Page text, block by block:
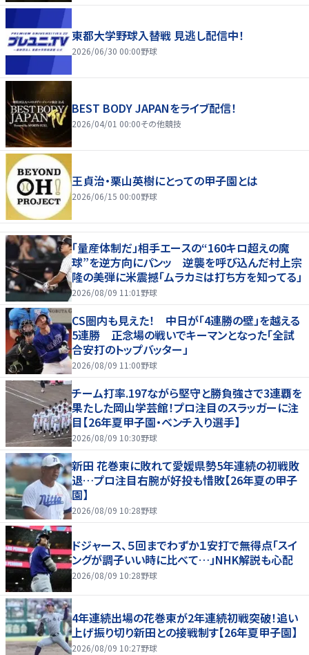
東都大学野球入替戦 見逃し配信中！
2026/06/30 00:00野球
BEST BODY JAPANをライブ配信！
2026/04/01 00:00その他競技
王貞治・栗山英樹にとっての甲子園とは
2026/06/15 00:00野球
「量産体制だ」相手エースの“160キロ超えの魔
球”を逆方向にパンッ 逆襲を呼び込んだ村上宗
隆の美弾に米震撼「ムラカミは打ち方を知ってる」
2026/08/09 11:01 野球
CS圏内も見えた！ 中日が「4連勝の壁」を越える
5連勝 正念場の戦いでキーマンとなった「全試
合安打のトップバッター」
2026/08/09 11:00野球
チーム打率.197ながら堅守と勝負強さで3連覇を
果たした岡山学芸館！プロ注目のスラッガーに注
目【26年夏甲子園・ベンチ入り選手】
2026/08/09 10:30野球
新田 花巻東に敗れて愛媛県勢5年連続の初戦敗
退…プロ注目右腕が好投も惜敗【26年夏の甲子
園】
2026/08/09 10:28野球
ドジャース、５回までわずか１安打で無得点「スイ
ングが調子いい時に比べて…」NHK解説も心配
2026/08/09 10:28野球
4年連続出場の花巻東が2年連続初戦突破！追い
上げ振り切り新田との接戦制す【26年夏甲子園】
2026/08/09 10:27野球